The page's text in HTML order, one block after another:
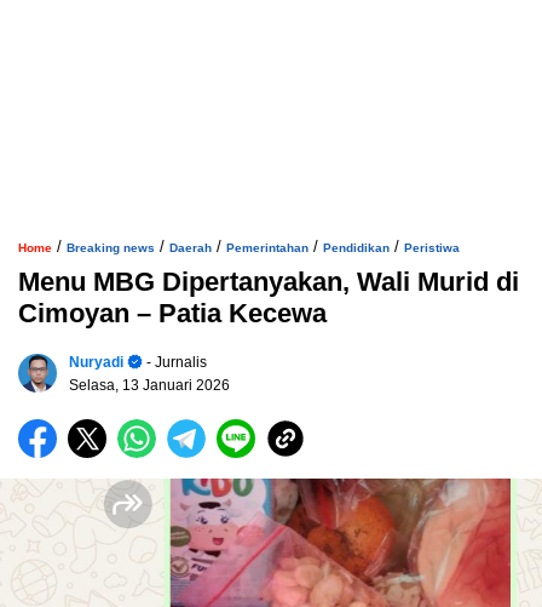
Home / Breaking news / Daerah / Pemerintahan / Pendidikan / Peristiwa
Menu MBG Dipertanyakan, Wali Murid di
Cimoyan – Patia Kecewa
Nuryadi
- Jurnalis
Selasa, 13 Januari 2026